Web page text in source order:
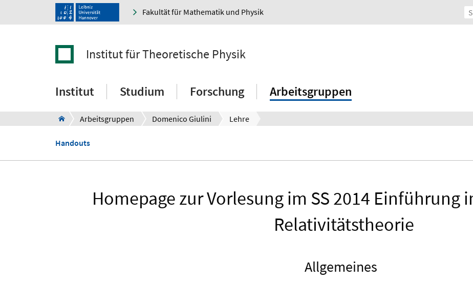
Fakultät für Mathematik und Physik
Institut für Theoretische Physik
Institut Studium Forschung Arbeitsgruppen
Arbeitsgruppen Domenico Giulini Lehre
Handouts
Homepage zur Vorlesung im SS 2014 Einführung
Relativitätstheorie
Allgemeines